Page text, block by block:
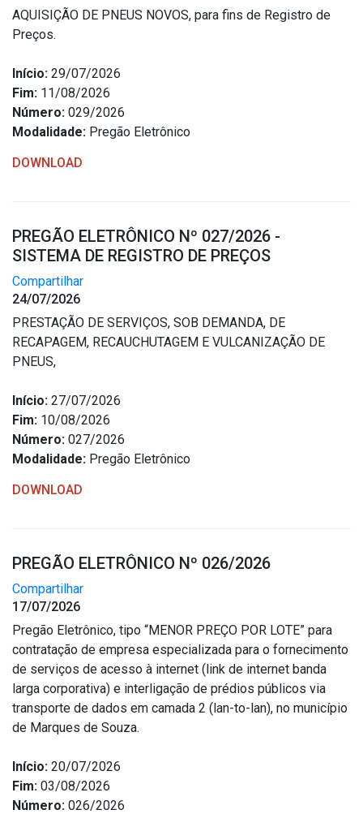
Cespro
Outros
Downloads
AQUISIÇÃO DE PNEUS NOVOS, para fins de Registro de
Preços.
Início: 29/07/2026
Fim: 11/08/2026
Número: 029/2026
Modalidade: Pregão Eletrônico
DOWNLOAD
PREGÃO ELETRÔNICO Nº 027/2026 -
SISTEMA DE REGISTRO DE PREÇOS
Compartilhar
24/07/2026
PRESTAÇÃO DE SERVIÇOS, SOB DEMANDA, DE
RECAPAGEM, RECAUCHUTAGEM E VULCANIZAÇÃO DE
PNEUS,
Início: 27/07/2026
Fim: 10/08/2026
Número: 027/2026
Modalidade: Pregão Eletrônico
DOWNLOAD
PREGÃO ELETRÔNICO Nº 026/2026
Compartilhar
17/07/2026
Pregão Eletrônico, tipo “MENOR PREÇO POR LOTE” para
contratação de empresa especializada para o fornecimento
de serviços de acesso à internet (link de internet banda
larga corporativa) e interligação de prédios públicos via
transporte de dados em camada 2 (lan-to-lan), no município
de Marques de Souza.
Início: 20/07/2026
Fim: 03/08/2026
Número: 026/2026